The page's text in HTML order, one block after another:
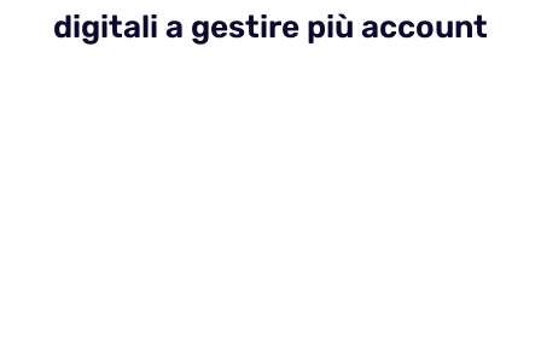
digitali a gestire più account